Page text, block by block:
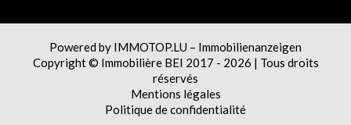
Powered by IMMOTOP.LU – Immobilienanzeigen
Copyright © Immobilière BEI 2017 - 2026 | Tous droits
réservés
Mentions légales
Politique de confidentialité